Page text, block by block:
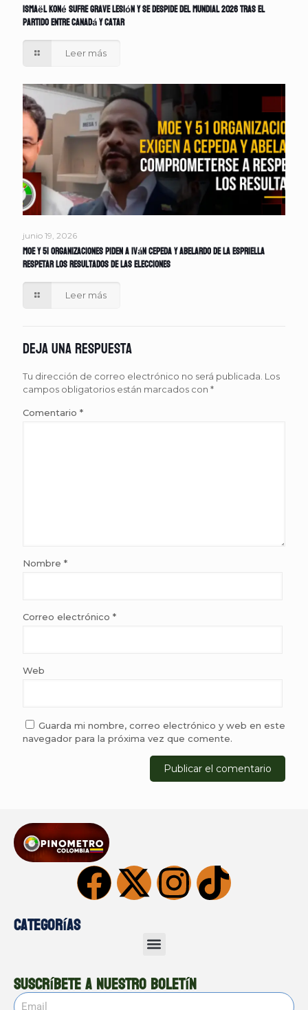
Ismaël Koné sufre grave lesión y se despide del Mundial 2026 tras el
partido entre Canadá y Catar
Leer más
junio 19, 2026
MOE y 51 organizaciones piden a Iván Cepeda y Abelardo de la Espriella
respetar los resultados de las elecciones
Leer más
Deja una respuesta
Tu dirección de correo electrónico no será publicada. Los
campos obligatorios están marcados con *
Comentario *
Nombre *
Correo electrónico *
Web
Guarda mi nombre, correo electrónico y web en este
navegador para la próxima vez que comente.
Categorías
Suscríbete a nuestro boletín